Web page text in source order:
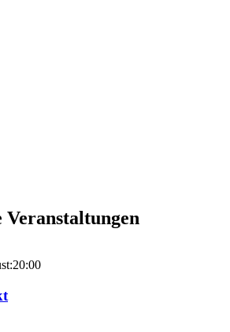
Veranstaltungen